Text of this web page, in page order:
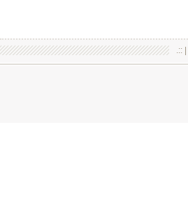
.:: |